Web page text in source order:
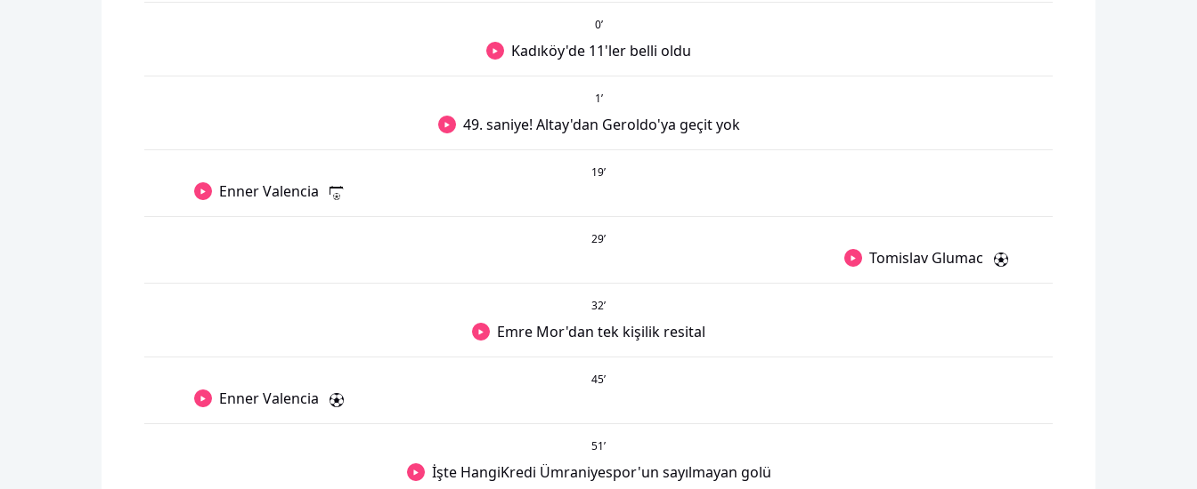
0’
Kadıköy'de 11'ler belli oldu
1’
49. saniye! Altay'dan Geroldo'ya geçit yok
19’
Enner Valencia
29’
Tomislav Glumac
32’
Emre Mor'dan tek kişilik resital
45’
Enner Valencia
51’
İşte HangiKredi Ümraniyespor'un sayılmayan golü